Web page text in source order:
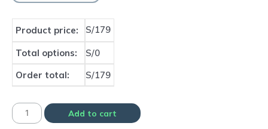
Product price: S/179
Total options:
S/0
Order total:
S/179
Camiseta
Add to cart